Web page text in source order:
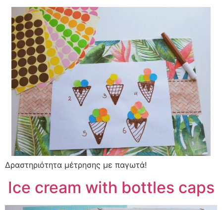
Δραστηριότητα μέτρησης με παγωτά!
Ice cream with bottles caps